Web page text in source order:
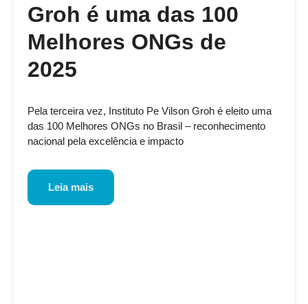
Groh é uma das 100
Melhores ONGs de
2025
Pela terceira vez, Instituto Pe Vilson Groh é eleito uma
das 100 Melhores ONGs no Brasil – reconhecimento
nacional pela excelência e impacto
Leia mais